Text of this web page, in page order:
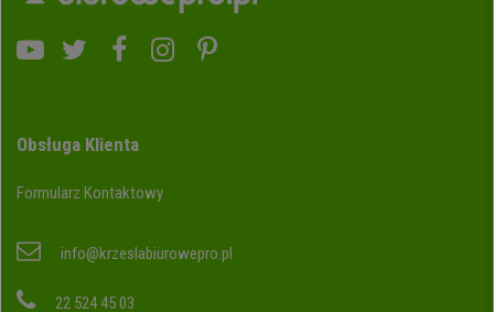
Obsługa Klienta
Formularz Kontaktowy
info@krzeslabiurowepro.pl
22 524 45 03